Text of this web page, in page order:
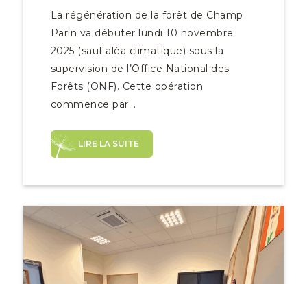
La régénération de la forêt de Champ
Parin va débuter lundi 10 novembre
2025 (sauf aléa climatique) sous la
supervision de l’Office National des
Forêts (ONF). Cette opération
commence par...
LIRE LA SUITE